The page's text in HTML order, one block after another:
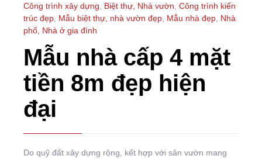
Công trình xây dựng Biệt thự, Nhà vườn Công trình kiến
trúc đẹp Mẫu biệt thự, nhà vườn đẹp Mẫu nhà đẹp Nhà
phố, Nhà ở gia đình
Mẫu nhà cấp 4 mặt
tiền 8m đẹp hiện
đại
Do quỹ đất xây dựng rộng, kết hợp với sân vườn mang